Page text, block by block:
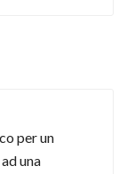
per un
una